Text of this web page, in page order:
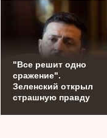
"Все решит одно
сражение".
Зеленский открыл
страшную правду